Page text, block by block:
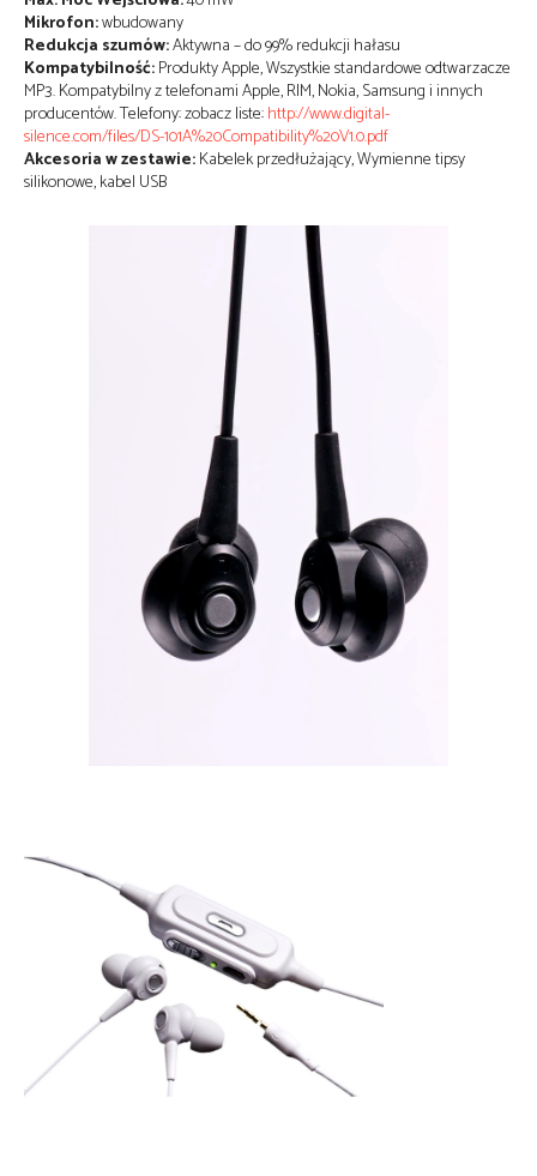
Mikrofon:wbudowany
Redukcja szumów:Aktywna – do 99% redukcji hałasu
Kompatybilność:Produkty Apple, Wszystkie standardowe odtwarzacze
MP3. Kompatybilny z telefonami Apple, RIM, Nokia, Samsung i innych
producentów. Telefony: zobacz liste:http://www.digital-
silence.com/files/DS-101A%20Compatibility%20V1.0.pdf
Akcesoria w zestawie:Kabelek przedłużający, Wymienne tipsy
silikonowe, kabel USB